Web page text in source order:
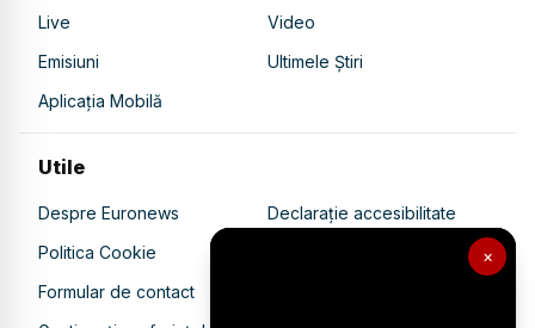
×
Live
Video
Emisiuni
Ultimele Știri
Aplicația Mobilă
Utile
Despre Euronews
Declarație accesibilitate
Politica Cookie
Politica de confidențialitate
Formular de contact